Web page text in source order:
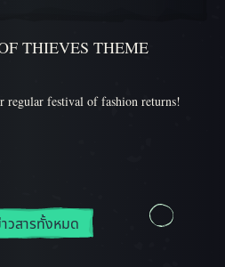
THIEVES THEME
regular festival of fashion returns!
วสารทั้งหมด